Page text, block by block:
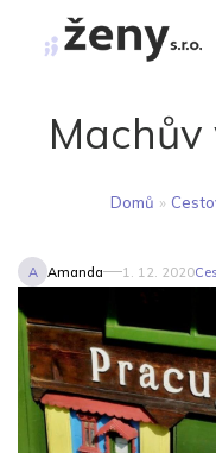
Domů »
A Amanda 1. 12. 2020